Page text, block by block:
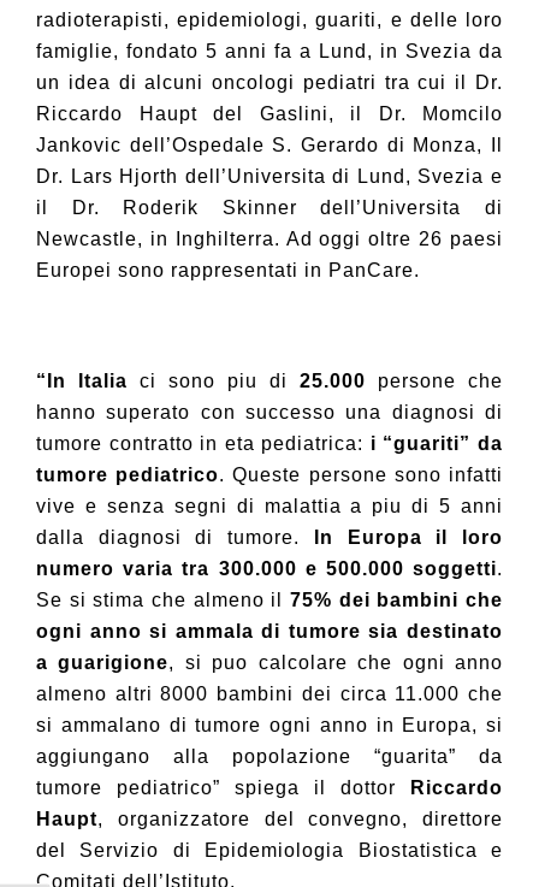
radioterapisti, epidemiologi, guariti, e delle loro
famiglie, fondato 5 anni fa a Lund, in Svezia da
un idea di alcuni oncologi pediatri tra cui il Dr.
Riccardo Haupt del Gaslini, il Dr. Momcilo
Jankovic dell’Ospedale S. Gerardo di Monza, Il
Dr. Lars Hjorth dell’Universita di Lund, Svezia e
il Dr. Roderik Skinner dell’Universita di
Newcastle, in Inghilterra. Ad oggi oltre 26 paesi
Europei sono rappresentati in PanCare.
“In Italia ci sono piu di 25.000 persone che
hanno superato con successo una diagnosi di
tumore contratto in eta pediatrica: i “guariti” da
tumore pediatrico. Queste persone sono infatti
vive e senza segni di malattia a piu di 5 anni
dalla diagnosi di tumore.
In Europa il loro
numero varia tra 300.000 e 500.000 soggetti.
Se si stima che almeno il 75% dei bambini che
ogni anno si ammala di tumore sia destinato
a guarigione, si puo calcolare che ogni anno
almeno altri 8000 bambini dei circa 11.000 che
si ammalano di tumore ogni anno in Europa, si
aggiungano alla popolazione “guarita” da
tumore pediatrico” spiega il dottor
Riccardo
Haupt, organizzatore del convegno, direttore
del Servizio di Epidemiologia Biostatistica e
Comitati dell’Istituto.